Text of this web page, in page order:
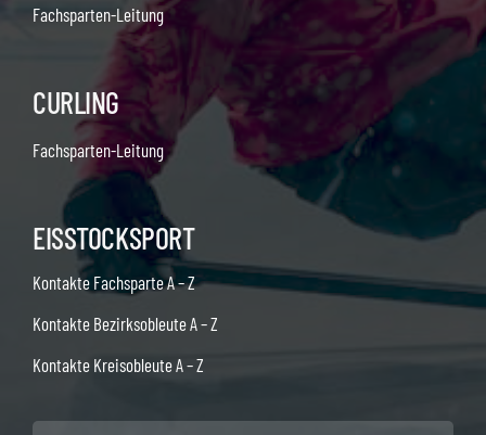
Fachsparten-Leitung
CURLING
Fachsparten-Leitung
EISSTOCKSPORT
Kontakte Fachsparte A – Z
Kontakte Bezirksobleute A – Z
Kontakte Kreisobleute A – Z